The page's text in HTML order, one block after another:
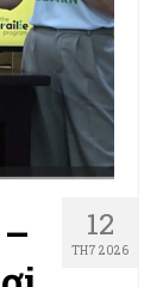
12
TH7 2026